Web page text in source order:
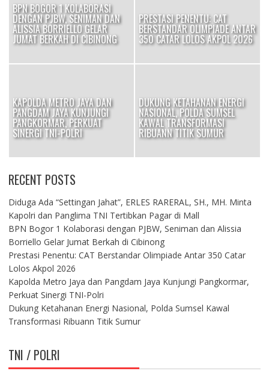
BPN BOGOR 1 KOLABORASI
DENGAN PJBW, SENIMAN DAN
ALISSIA BORRIELLO GELAR
JUMAT BERKAH DI CIBINONG
PRESTASI PENENTU: CAT
BERSTANDAR OLIMPIADE ANTAR
350 CATAR LOLOS AKPOL 2026
KAPOLDA METRO JAYA DAN
PANGDAM JAYA KUNJUNGI
PANGKORMAR, PERKUAT
SINERGI TNI-POLRI
DUKUNG KETAHANAN ENERGI
NASIONAL, POLDA SUMSEL
KAWAL TRANSFORMASI
RIBUANN TITIK SUMUR
RECENT POSTS
Diduga Ada “Settingan Jahat”, ERLES RARERAL, SH., MH. Minta
Kapolri dan Panglima TNI Tertibkan Pagar di Mall
BPN Bogor 1 Kolaborasi dengan PJBW, Seniman dan Alissia
Borriello Gelar Jumat Berkah di Cibinong
Prestasi Penentu: CAT Berstandar Olimpiade Antar 350 Catar
Lolos Akpol 2026
Kapolda Metro Jaya dan Pangdam Jaya Kunjungi Pangkormar,
Perkuat Sinergi TNI-Polri
Dukung Ketahanan Energi Nasional, Polda Sumsel Kawal
Transformasi Ribuann Titik Sumur
TNI / POLRI